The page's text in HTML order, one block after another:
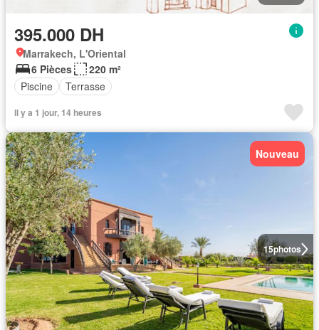
395.000 DH
Marrakech, L'Oriental
6 Pièces
220 m²
Piscine
Terrasse
Il y a 1 jour, 14 heures
15photos
Nouveau